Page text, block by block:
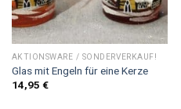
AKTIONSWARE / SONDERVERKAUF!
Glas mit Engeln für eine Kerze
14,95 €